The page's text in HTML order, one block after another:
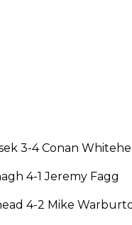
3-4 Conan
4-1 Jeremy Fagg
4-2 Mike